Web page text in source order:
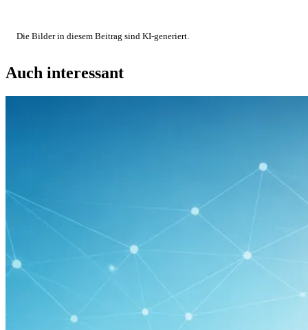
Die Bilder in diesem Beitrag sind KI-generiert.
Auch interessant